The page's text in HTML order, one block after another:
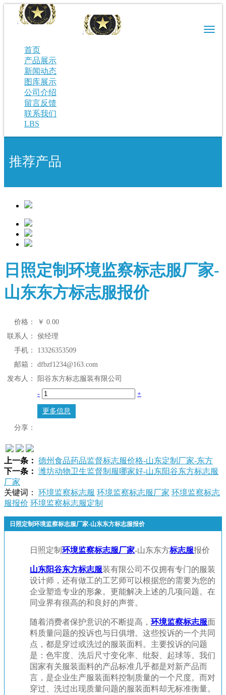
首页
产品展示
新闻动态
图库展示
公司介绍
留言反馈
联系我们
LBS
推荐产品
日照定制环境监察标志服厂家-
山东东方标志服报价
价格： ￥ 0.00
联系人：
侯经理
手机：
13326353509
邮箱：
dfbzf1234@163.com
发布人：
阳谷东方标志服装有限公司
-
+
更多信息
分享：
上一条： 德州食品药品监督标志服价格-山东定制厂家-东方
下一条： 潍坊动物卫生监督制服哪家好-山东阳谷东方标志服
厂家
关键词： 环境监察标志服 环境监察标志服厂家 环境监察标志
服报价 环境监察标志服定制
日照定制环境监察标志服厂家-山东东方标志服报价
日照定制 环境监察标志服厂家-山东东方标志服报价
山东阳谷东方标志服装有限公司不仅拥有专门的服装
设计师，还有做工的工艺师可以根据您的需要为您的
企业塑造专业的形象。更能解决上述的几项问题。在
同业界有很高的和良好的声誉。
随着消费者保护意识的不断提高， 环境监察标志服面
料质量问题的投诉也与日俱增。这些投诉的一个共同
点，都是穿过或洗过的服装面料。主要投诉的问题
是：色牢度、洗后尺寸变化率、纰裂、起球等。我们
国家有关服装面料的产品标准几乎都是对新产品而
言，是企业生产服装面料控制质量的一个尺度。而对
穿过、洗过出现质量问题的服装面料却无标准衡量。